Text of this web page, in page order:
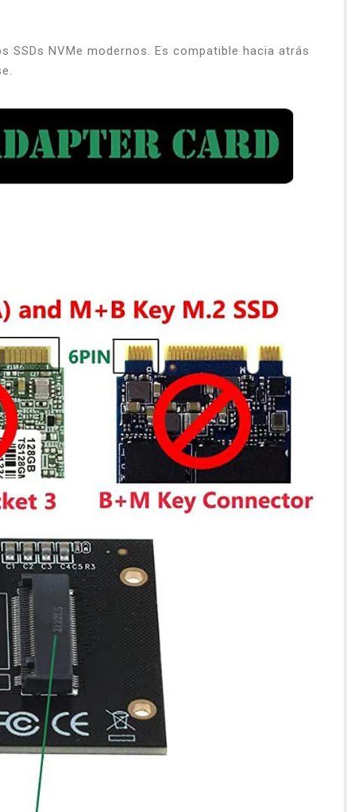
NVMe modernos. Es compatible hacia atrás